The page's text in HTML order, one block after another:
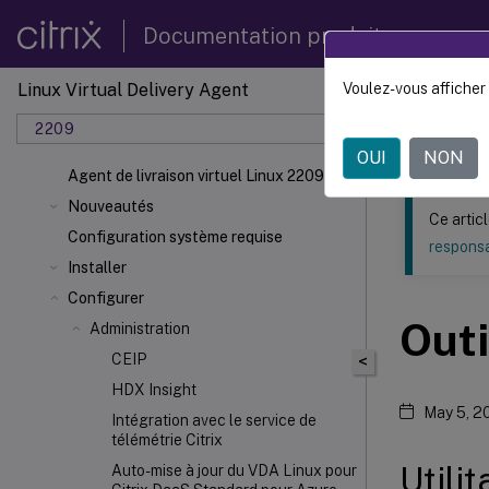
Documentation produit
Linux Virtual Delivery Agent
2209
Agent de livraison virtuel Linux 2209
Nouveautés
Configuration système requise
Installer
Configurer
Administration
CEIP
HDX Insight
Intégration avec le service de
télémétrie Citrix
Auto-mise à jour du VDA Linux pour
Ce contenu a
Agent
<
Ce
May 5,
Voulez-vous
OUI NON